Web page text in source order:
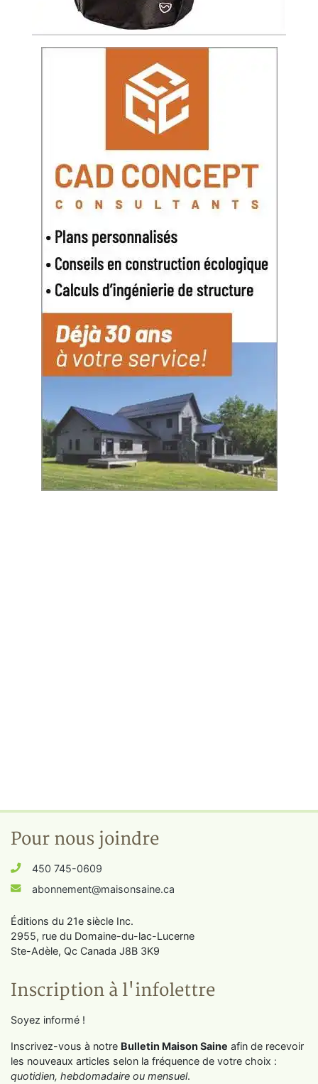
Pour nous joindre
450 745-0609
abonnement@maisonsaine.ca
Éditions du 21e siècle Inc.
2955, rue du Domaine-du-lac-Lucerne
Ste-Adèle, Qc Canada J8B 3K9
Inscription à l'infolettre
Soyez informé !
Inscrivez-vous à notre Bulletin Maison Saine afin de recevoir
les nouveaux articles selon la fréquence de votre choix :
quotidien, hebdomadaire ou mensuel.